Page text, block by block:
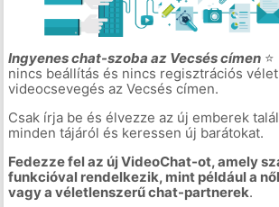
Ingyenes chat-szoba az Vecsés címen⭐
nincs beállítás és nincs regisztrációs
videocsevegés az Vecsés címen.
Csak írja be és élvezze az új emberek
minden tájáról és keressen új barátokat.
Fedezze fel az új VideoChat-ot, amely
funkcióval rendelkezik, mint például a
vagy a véletlenszerű chat-partnerek.